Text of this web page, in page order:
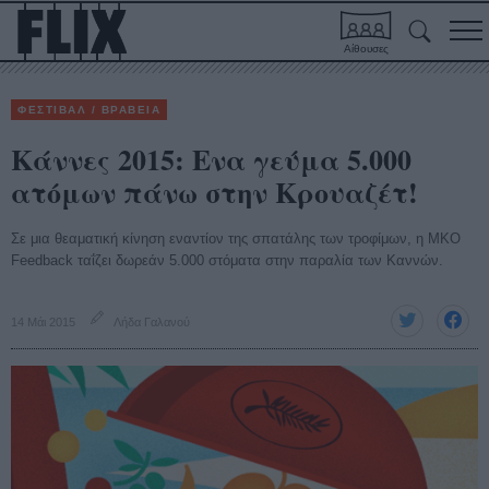
Αίθουσες
ΦΕΣΤΙΒΑΛ / ΒΡΑΒΕΙΑ
Κάννες 2015: Ενα γεύμα 5.000
ατόμων πάνω στην Κρουαζέτ!
Σε μια θεαματική κίνηση εναντίον της σπατάλης των τροφίμων, η ΜΚΟ
Feedback ταΐζει δωρεάν 5.000 στόματα στην παραλία των Καννών.
14 Μάι 2015 Λήδα Γαλανού